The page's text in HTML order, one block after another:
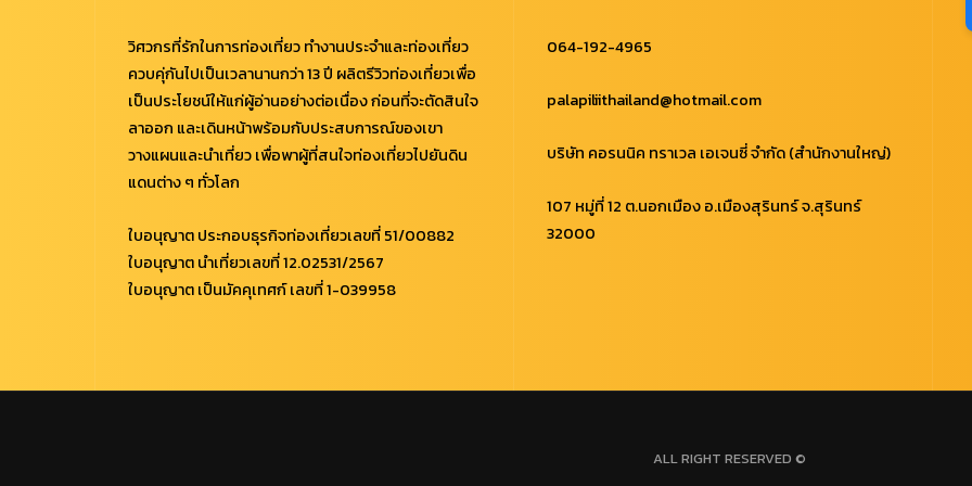
วิศวกรที่รักในการท่องเที่ยว ทำงานประจำและท่องเที่ยว
ควบคุ่กันไปเป็นเวลานานกว่า 13 ปี ผลิตรีวิวท่องเที่ยวเพื่อ
เป็นประโยชน์ให้แก่ผู้อ่านอย่างต่อเนื่อง ก่อนที่จะตัดสินใจ
ลาออก และเดินหน้าพร้อมกับประสบการณ์ของเขา
วางแผนและนำเที่ยว เพื่อพาผู้ที่สนใจท่องเที่ยวไปยันดิน
แดนต่าง ๆ ทั่วโลก
ใบอนุญาต ประกอบธุรกิจท่องเที่ยวเลขที่ 51/00882
ใบอนุญาต นำเที่ยวเลขที่ 12.02531/2567
ใบอนุญาต เป็นมัคคุเทศก์ เลขที่ 1-039958
064-192-4965
palapiliithailand@hotmail.com
บริษัท คอรนนิค ทราเวล เอเจนซี่ จำกัด (สำนักงานใหญ่)
107 หมู่ที่ 12 ต.นอกเมือง อ.เมืองสุรินทร์ จ.สุรินทร์
32000
ALL RIGHT RESERVED ©